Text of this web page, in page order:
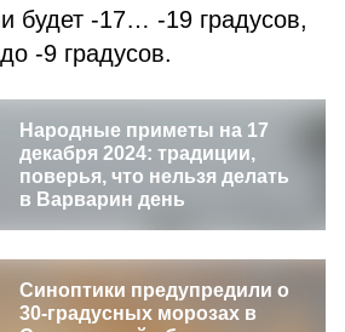
будет -17… -19 градусов,
-9 градусов.
Народные приметы на 17
декабря 2024: традиции,
поверья, что нельзя делать
в Варварин день
Синоптики предупредили о
30-градусных морозах в